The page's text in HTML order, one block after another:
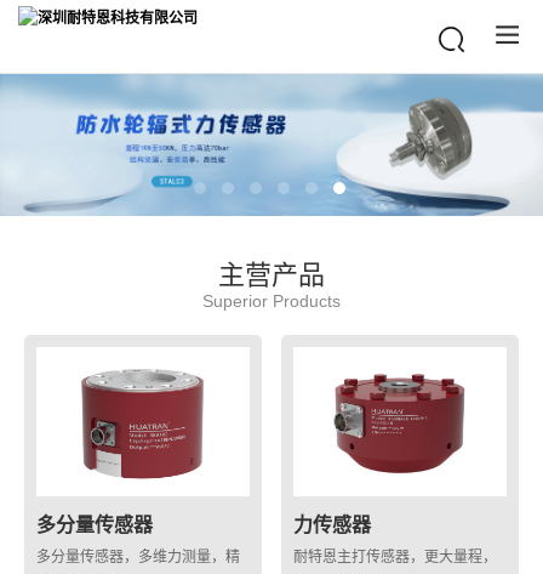
主营产品
Superior Products
多分量传感器
多分量传感器，多维力测量，精
力传感器
耐特恩主打传感器，更大量程，